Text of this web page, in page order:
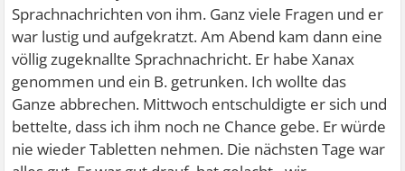
Sprachnachrichten von ihm. Ganz viele Fragen und er
war lustig und aufgekratzt. Am Abend kam dann eine
völlig zugeknallte Sprachnachricht. Er habe Xanax
genommen und ein B. getrunken. Ich wollte das
Ganze abbrechen. Mittwoch entschuldigte er sich und
bettelte, dass ich ihm noch ne Chance gebe. Er würde
nie wieder Tabletten nehmen. Die nächsten Tage war